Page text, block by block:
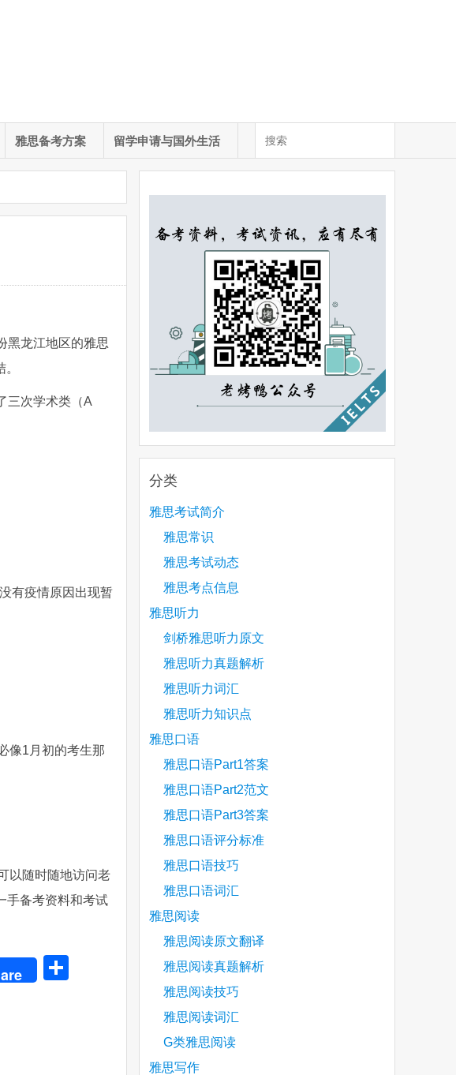
雅思备考方案 留学申请与国外生活
黑龙江地区的雅思
三次学术类（A
有疫情原因出现暂
像1月初的考生那
以随时随地访问老
手备考资料和考试
分类
雅思考试简介
雅思常识
雅思考试动态
雅思考点信息
雅思听力
剑桥雅思听力原文
雅思听力真题解析
雅思听力词汇
雅思听力知识点
雅思口语
雅思口语Part1答案
雅思口语Part2范文
雅思口语Part3答案
雅思口语评分标准
雅思口语技巧
雅思口语词汇
雅思阅读
雅思阅读原文翻译
雅思阅读真题解析
雅思阅读技巧
雅思阅读词汇
G类雅思阅读
雅思写作